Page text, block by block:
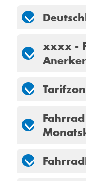
xxxx -